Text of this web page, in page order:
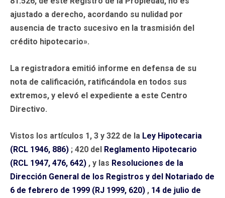
La registradora emitió informe en defensa de su
nota de calificación, ratificándola en todos sus
extremos, y elevó el expediente a este Centro
Directivo.
Vistos los artículos 1, 3 y 322 de la Ley Hipotecaria
(RCL 1946, 886) ; 420 del Reglamento Hipotecario
(RCL 1947, 476, 642) , y las Resoluciones de la
Dirección General de los Registros y del Notariado de
6 de febrero de 1999 (RJ 1999, 620) , 14 de julio de